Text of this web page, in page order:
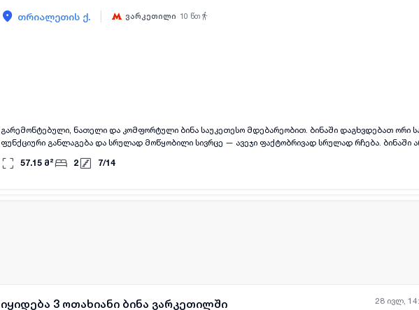
თრიალეთის ქ. ვარკეთილი 10 წთ
გარემონტებული, ნათელი და კომფორტული ბინა საუკეთესო მდებარეობით. ბინაში დაგხვდებათ ორი
ფუნქციური განლაგება და სრულად მოწყობილი სივრცე — ავეჯი ფაქტობრივად სრულად რჩება. ბინაში არსებული სამივე
კარი გადის აივანზე, რაც ქმნის დამატებით სინათლესა და სივრცის შეგრძნებას. აივნიდან იშლება
კორპუსი არ არის, რაც უზრუნველყოფს სიმყუდროვესა და მშვიდ გარემოს. აივანზე დამატებით
57.15 მ² 2 7/14
28 ივლ,
იყიდება 3 ოთახიანი ბინა ვარკეთილში